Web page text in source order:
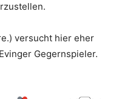
versucht hier eher
Gegernspieler.